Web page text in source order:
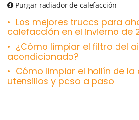
Purgar radiador de calefacción
Los mejores trucos para
calefacción en el invierno de
¿Cómo limpiar el filtro del
acondicionado?
Cómo limpiar el hollín de la
utensilios y paso a paso